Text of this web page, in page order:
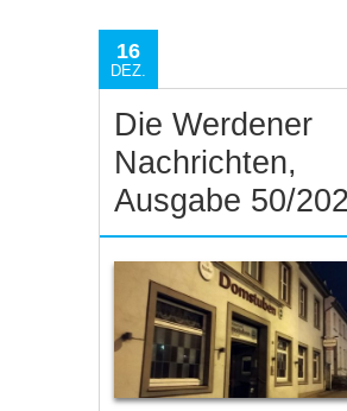
16
DEZ.
Die Werdener
Nachrichten,
Ausgabe 50/